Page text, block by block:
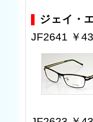
ジェイ・
JF2641 ￥